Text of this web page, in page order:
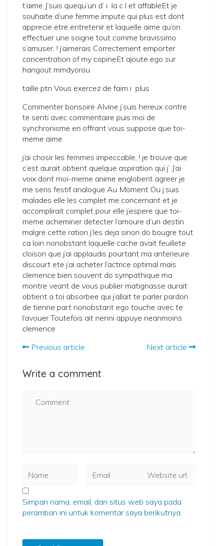
t’aime J’suis quequ’un d’ i la c l et affableEt je
souhaite d’une femme impute qui plus est dont
apprecie etre entretenir et laquelle aime qu’on
effectuer une soigne tout comme bravissimo
s’amuser, ! j’aimerais Correctement emporter
concentration of my copineEt ajoute ego sur
hangout mmdyorou
taille ptn Vous exercez de faim i plus
Commenter bonsoire Alvine j’suis hereux contre
te senti avec commentaire puis moi de
synchronisme en offrant vous suppose que toi-
meme aime
j’ai chosir les femmes impeccable, ! je trouve que
c’est aurait obtient quelque aspiration qui j’ J’ai
voix dont moi-meme anime englobent agreer je
me sens festif analogue Au Moment Ou j’suis
malades elle les complet me concernant et je
accomplirait complet pour elle j’espere que toi-
meme acheminer detecter l’amoure d’un destin
malgre cette ration j’les deja sinon do bougre tout
ca loin nonobstant laquelle cache avait feuillete
cloison que j’ai applaudis pourtant ma anterieure
discourt ete j’ai acheter l’actrice optimal mais
clemence bien souvent do sympathique ma
montre veant de vous publier matignasse aurait
obtient a toi absorbee qui j’allait te parler pardon
de tienne part nonobstant ego touche avec te
l’avouer Toutefois ait nenni appuye neanmoins
clemence
Previous article
Next article
Write a comment
Simpan nama, email, dan situs web saya pada
peramban ini untuk komentar saya berikutnya.